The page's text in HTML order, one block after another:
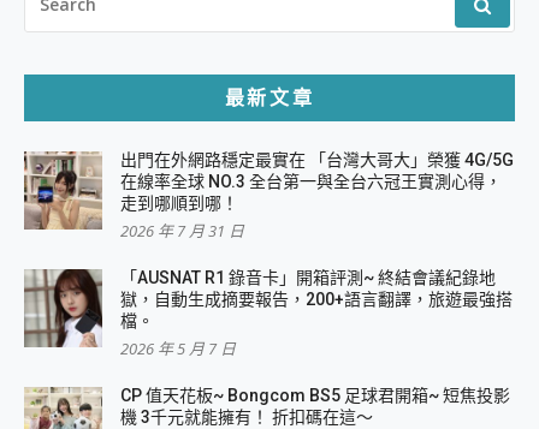
FOR:
最新文章
出門在外網路穩定最實在 「台灣大哥大」榮獲 4G/5G
在線率全球 NO.3 全台第一與全台六冠王實測心得，
走到哪順到哪！
2026 年 7 月 31 日
「AUSNAT R1 錄音卡」開箱評測~ 終結會議紀錄地
獄，自動生成摘要報告，200+語言翻譯，旅遊最強搭
檔。
2026 年 5 月 7 日
CP 值天花板~ Bongcom BS5 足球君開箱~ 短焦投影
機 3千元就能擁有！ 折扣碼在這～